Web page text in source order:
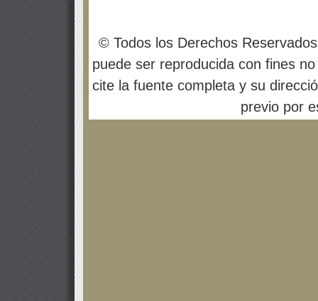
© Todos los Derechos
puede ser reproducida con fines
cite la fuente completa y su
previo por